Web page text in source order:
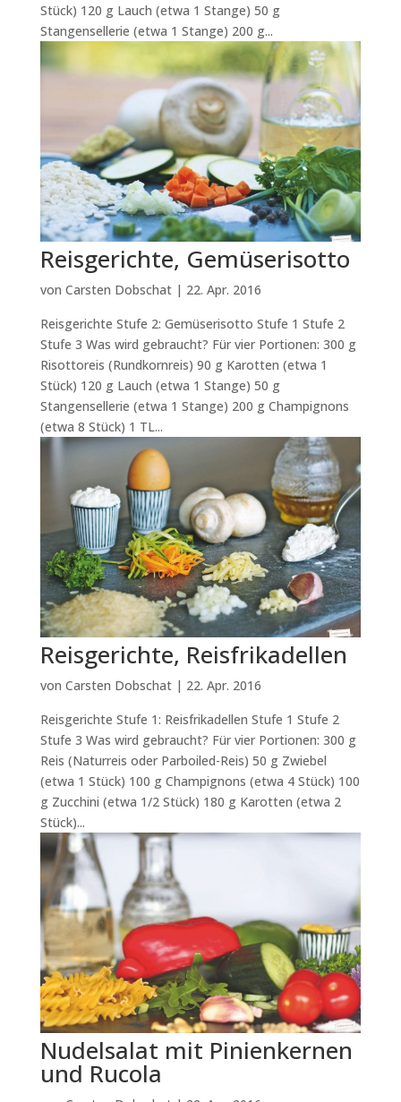
Stück) 120 g Lauch (etwa 1 Stange) 50 g
Stangensellerie (etwa 1 Stange) 200 g...
Reisgerichte, Gemüserisotto
von Carsten Dobschat| 22. Apr. 2016
Reisgerichte Stufe 2: Gemüserisotto Stufe 1 Stufe 2
Stufe 3 Was wird gebraucht? Für vier Portionen: 300 g
Risottoreis (Rundkornreis) 90 g Karotten (etwa 1
Stück) 120 g Lauch (etwa 1 Stange) 50 g
Stangensellerie (etwa 1 Stange) 200 g Champignons
(etwa 8 Stück) 1 TL...
Reisgerichte, Reisfrikadellen
von Carsten Dobschat| 22. Apr. 2016
Reisgerichte Stufe 1: Reisfrikadellen Stufe 1 Stufe 2
Stufe 3 Was wird gebraucht? Für vier Portionen: 300 g
Reis (Naturreis oder Parboiled-Reis) 50 g Zwiebel
(etwa 1 Stück) 100 g Champignons (etwa 4 Stück) 100
g Zucchini (etwa 1/2 Stück) 180 g Karotten (etwa 2
Stück)...
Nudelsalat mit Pinienkernen
und Rucola